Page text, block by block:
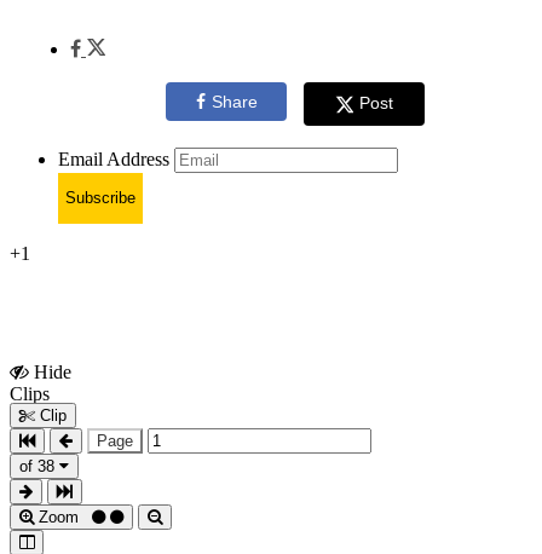
Share Post
Email Address
Subscribe
+1
Hide
Clips
Clip
Page
of 38
Zoom